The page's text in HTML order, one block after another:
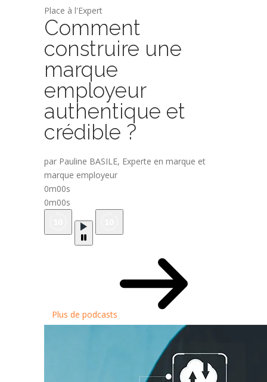
Place à l'Expert
Comment
construire une
marque
employeur
authentique et
crédible ?
par Pauline BASILE, Experte en marque et
marque employeur
0m00s
0m00s
Plus de podcasts